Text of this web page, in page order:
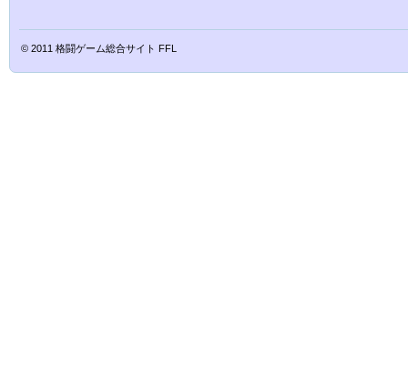
© 2011 格闘ゲーム総合サイト FFL